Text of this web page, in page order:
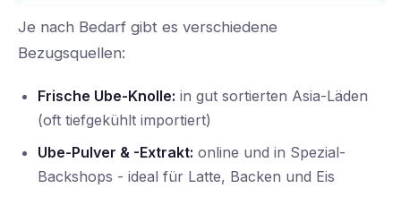
Je nach Bedarf gibt es verschiedene
Bezugsquellen:
Frische Ube-Knolle: in gut sortierten Asia-Läden
(oft tiefgekühlt importiert)
Ube-Pulver & -Extrakt: online und in Spezial-
Backshops - ideal für Latte, Backen und Eis